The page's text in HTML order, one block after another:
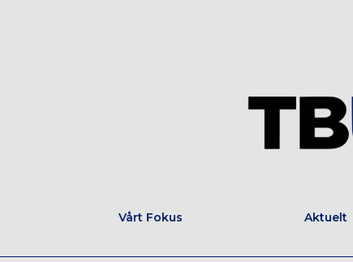
Vårt Fokus Aktuelt